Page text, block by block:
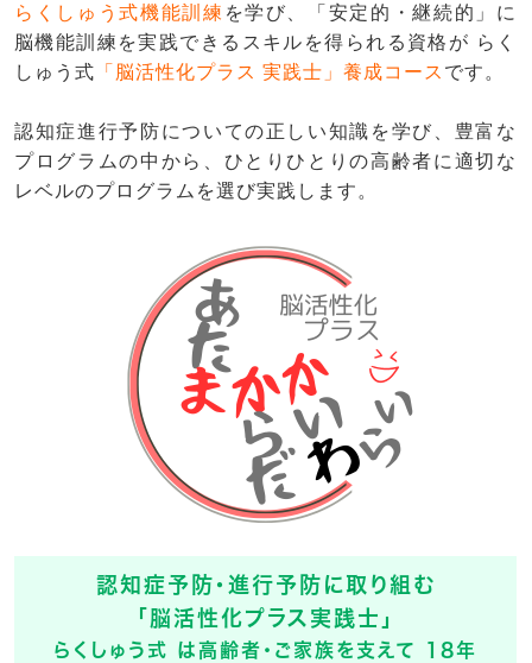
らくしゅう式機能訓練 を学び、「安定的・継続的」に
脳機能訓練を実践できるスキルを得られる資格が らく
しゅう式 「脳活性化プラス 実践士」養成コース です。
認知症進行予防についての正しい知識を学び、豊富な
プログラムの中から、ひとりひとりの高齢者に適切な
レベルのプログラムを選び実践します。
認知症予防・進行予防に取り組む
「脳活性化プラス実践士」
らくしゅう式 は高齢者・ご家族を支えて 18年